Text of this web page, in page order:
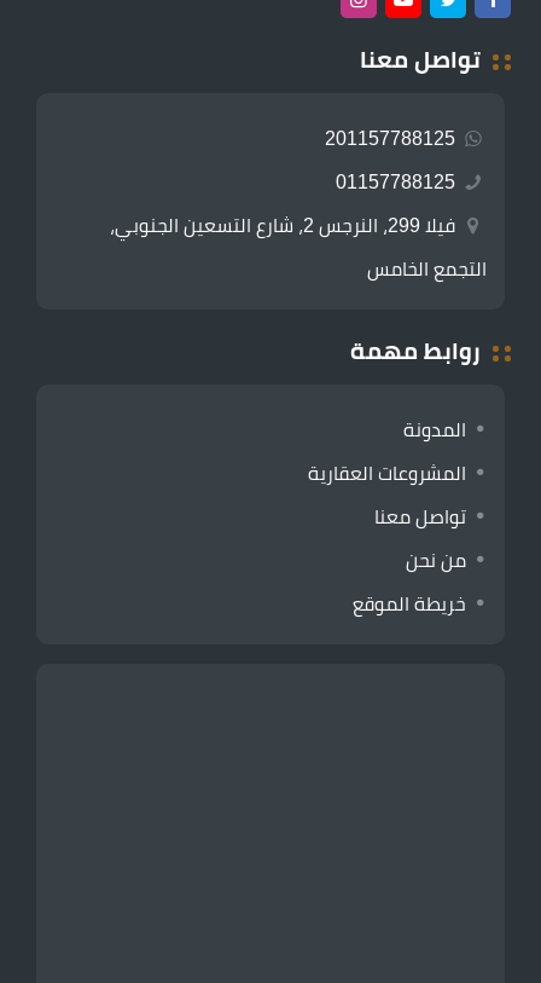
تواصل معنا
201157788125
01157788125
فيلا 299، النرجس 2، شارع التسعين الجنوبي،
التجمع الخامس
روابط مهمة
المدونة
المشروعات العقارية
تواصل معنا
من نحن
خريطة الموقع